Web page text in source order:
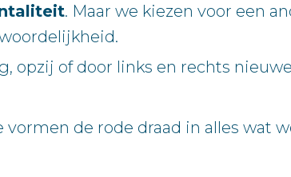
. Maar we kiezen voor een
opzij of door links en rechts
vormen de rode draad in alles wat